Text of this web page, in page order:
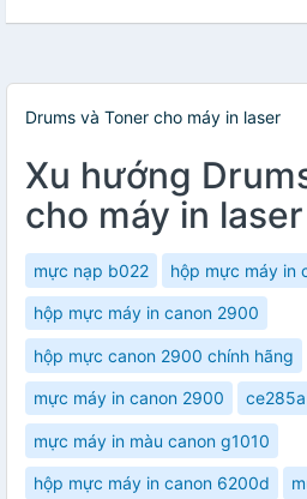
Drums và Toner cho máy in laser
Xu hướng
cho máy in laser
mực nạp b022 hộp mực máy in
hộp mực máy in canon 2900
hộp mực canon 2900 chính hãng
mực máy in canon 2900 ce285a
mực máy in màu canon g1010
hộp mực máy in canon 6200d